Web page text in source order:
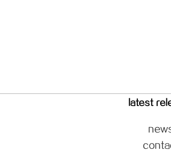
latest